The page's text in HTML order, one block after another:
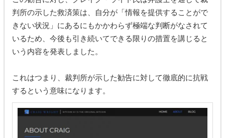
判所の示した救済策は、自分が「情報を提供することがで
きない状況」にあるにもかかわらず極端な判断がなされて
いるため、今後も引き続いてできる限りの措置を講じると
いう内容を発表しました。
これはつまり、裁判所が示した勧告に対して徹底的に抗戦
するという意味になります。